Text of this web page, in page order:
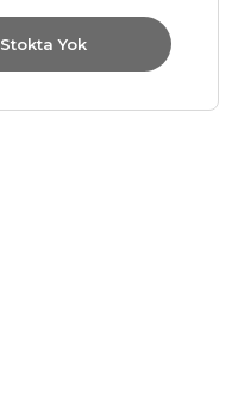
Stokta Yok